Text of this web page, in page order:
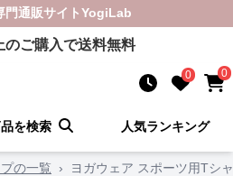
門通販サイトYogiLab
のご購入で送料無料
0 0
を検索 人気ランキング
の一覧 › ヨガウェア スポーツ用Tシ